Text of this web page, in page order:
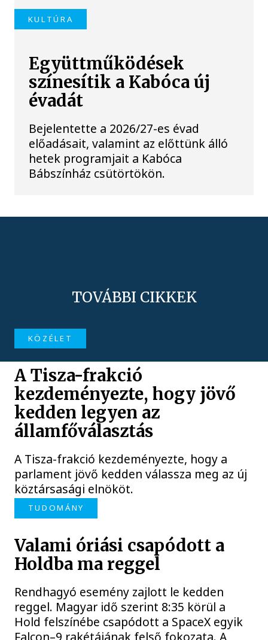
KULTÚRA
Együttműködések
színesítik a Kabóca új
évadát
Bejelentette a 2026/27-es évad
előadásait, valamint az előttünk álló
hetek programjait a Kabóca
Bábszínház csütörtökön.
TOVÁBBI CIKKEK
KÖZÉLET
A Tisza-frakció
kezdeményezte, hogy jövő
kedden legyen az
államfőválasztás
A Tisza-frakció kezdeményezte, hogy a
parlament jövő kedden válassza meg az új
köztársasági elnököt.
TUDOMÁNY
Valami óriási csapódott a
Holdba ma reggel
Rendhagyó esemény zajlott le kedden
reggel. Magyar idő szerint 8:35 körül a
Hold felszínébe csapódott a SpaceX egyik
Falcon–9 rakétájának felső fokozata. A